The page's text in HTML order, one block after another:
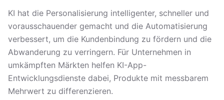
KI hat die Personalisierung intelligenter, schneller und
vorausschauender gemacht und die Automatisierung
verbessert, um die Kundenbindung zu fördern und die
Abwanderung zu verringern. Für Unternehmen in
umkämpften Märkten helfen KI-App-
Entwicklungsdienste dabei, Produkte mit messbarem
Mehrwert zu differenzieren.